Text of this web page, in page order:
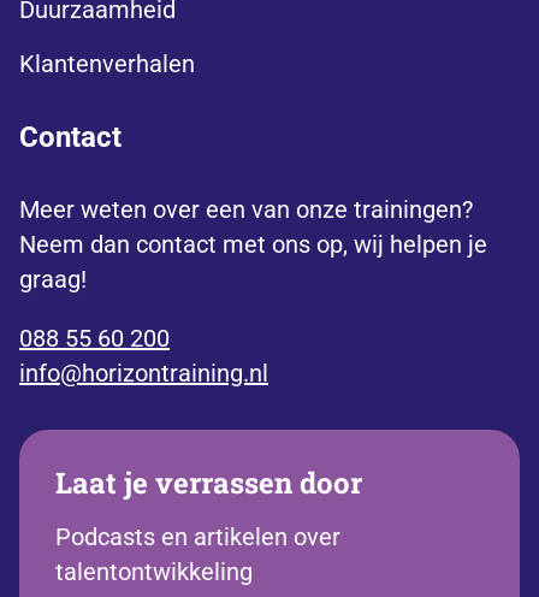
Duurzaamheid
Klantenverhalen
Contact
Meer weten over een van onze trainingen?
Neem dan contact met ons op, wij helpen je
graag!
088 55 60 200
info@horizontraining.nl
Laat je verrassen door
Podcasts en artikelen over
talentontwikkeling